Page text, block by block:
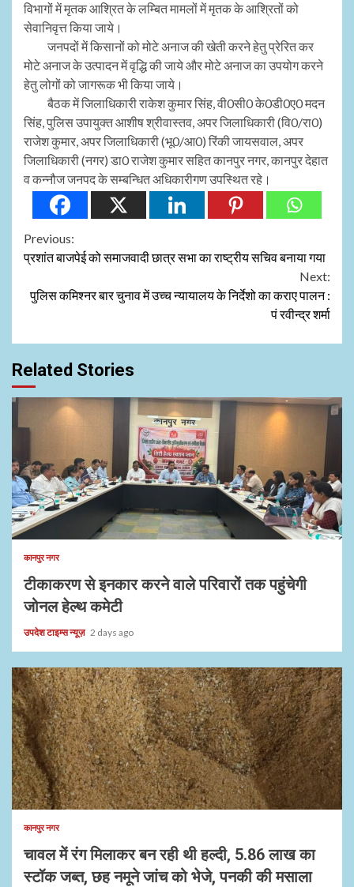
विभागों में मृतक आश्रित के लम्बित मामलों में मृतक के आश्रितों को
सेवानिवृत्त किया जाये।
जनपदों में किसानों को मोटे अनाज की खेती करने हेतु प्रेरित कर
मोटे अनाज के उत्पादन में वृद्धि की जाये और मोटे अनाज का उपयोग करने
हेतु लोगों को जागरूक भी किया जाये।
बैठक में जिलाधिकारी राकेश कुमार सिंह, वी0सी0 के0डी0ए0 मदन
सिंह, पुलिस उपायुक्त आशीष श्रीवास्तव, अपर जिलाधिकारी (वि0/रा0)
राजेश कुमार, अपर जिलाधिकारी (भू0/आ0) रिंकी जायसवाल, अपर
जिलाधिकारी (नगर) डा0 राजेश कुमार सहित कानपुर नगर, कानपुर देहात
व कन्नौज जनपद के सम्बन्धित अधिकारीगण उपस्थित रहे।
Continue
Reading
Previous:
प्रशांत बाजपेई को समाजवादी छात्र सभा का राष्ट्रीय सचिव बनाया गया
Next:
पुलिस कमिश्नर बार चुनाव में उच्च न्यायालय के निर्देशो का कराए पालन :
पं रवीन्द्र शर्मा
Related Stories
1 min read
कानपुर नगर
टीकाकरण से इनकार करने वाले परिवारों तक पहुंचेगी
जोनल हेल्थ कमेटी
उपदेश टाइम्स न्यूज़ 2 days ago
कानपुर नगर
चावल में रंग मिलाकर बन रही थी हल्दी, 5.86 लाख का
स्टॉक जब्त, छह नमूने जांच को भेजे, पनकी की मसाला